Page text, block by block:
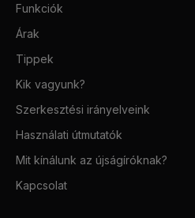
Funkciók
Árak
Tippek
Kik vagyunk?
Szerkesztési irányelveink
Használati útmutatók
Mit kínálunk az újságíróknak?
Kapcsolat